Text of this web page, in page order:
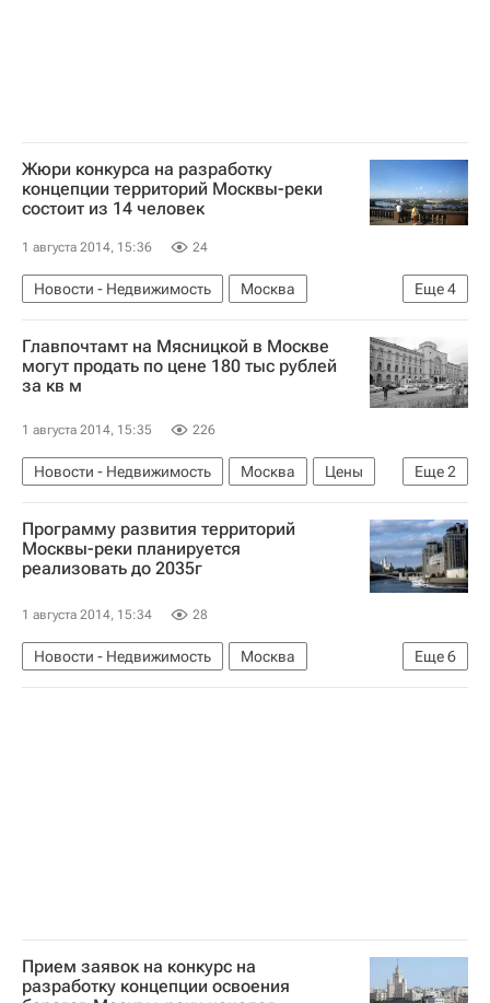
Жюри конкурса на разработку
концепции территорий Москвы-реки
состоит из 14 человек
1 августа 2014, 15:36 24
Еще4
Новости - Недвижимость
Москва
Конкурсы
Москва-река
Развитие набережных Москвы-реки
Россия
Главпочтамт на Мясницкой в Москве
могут продать по цене 180 тыс рублей
за кв м
1 августа 2014, 15:35 226
Еще2
Новости - Недвижимость Москва
Цены
Коммерческая недвижимость
Россия
Программу развития территорий
Москвы-реки планируется
реализовать до 2035г
1 августа 2014, 15:34 28
Еще6
Новости - Недвижимость
Москва
Благоустройство
Сергей Кузнецов
Прием заявок на конкурс на
разработку концепции освоения